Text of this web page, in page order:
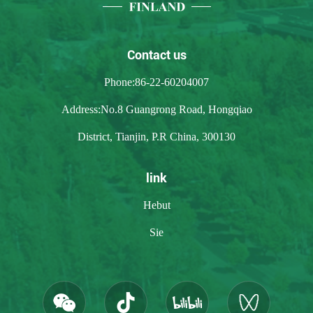
Contact us
Phone:86-22-60204007
Address:No.8 Guangrong Road, Hongqiao
District, Tianjin, P.R China, 300130
link
Hebut
Sie